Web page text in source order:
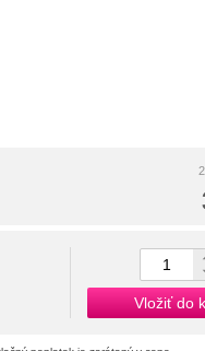
Vložiť do